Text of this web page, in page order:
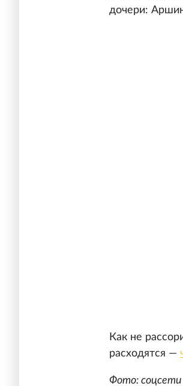
дочери:
Как не
расходятся —
Фото: соцсети